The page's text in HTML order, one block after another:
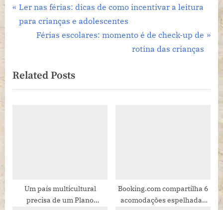
Navegação
de
P
r
o
u
Ler nas férias: dicas de como incentivar a leitura
para crianças e adolescentes
N
t
P
Férias escolares: momento é de check-up de
rotina das crianças
Related Posts
Um país multicultural
precisa de um Plano
Booking.com compartilha 6
acomodações espelhadas